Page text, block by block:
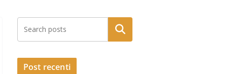
Post recenti